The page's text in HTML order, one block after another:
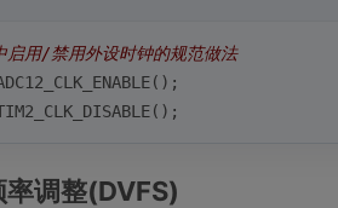
用/禁用外设时钟的规范做法
调整(DVFS)